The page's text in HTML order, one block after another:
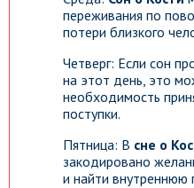
переживания по
потери близкого
Четверг: Если сон
на этот день, это
необходимость
поступки.
Пятница: В сне о
закодировано
и найти внутреннюю